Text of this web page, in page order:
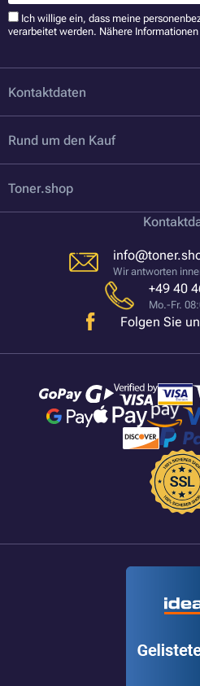
Ich willige ein, dass meine
verarbeitet werden. Nähere
Kontaktdaten
Rund um den Kauf
Toner.shop
Wir antworten
+49 40
Mo.-Fr.
Folgen Sie